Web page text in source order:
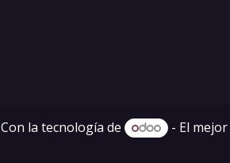
Con la tecnología de - El mejor